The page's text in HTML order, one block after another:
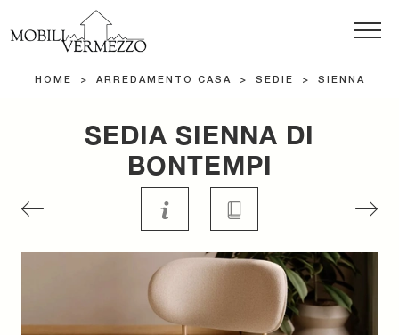
HOME > ARREDAMENTO CASA > SEDIE > SIENNA
SEDIA SIENNA DI
BONTEMPI